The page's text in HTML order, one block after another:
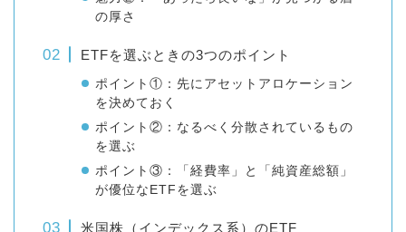
の厚さ
ETFを選ぶときの3つのポイント
ポイント①：先にアセットアロケーション
を決めておく
ポイント②：なるべく分散されているもの
を選ぶ
ポイント③：「経費率」と「純資産総額」
が優位なETFを選ぶ
米国株（インデックス系）のETF